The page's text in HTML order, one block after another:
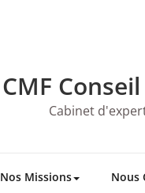
CMF
Cabinet
Nos Missions Nous